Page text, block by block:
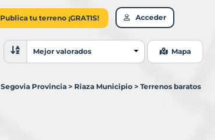
Publica tu terreno ¡GRATIS! Acceder
Ordenar resultados
Mejor valorados Mapa
Segovia Provincia > Riaza Municipio > Terrenos baratos